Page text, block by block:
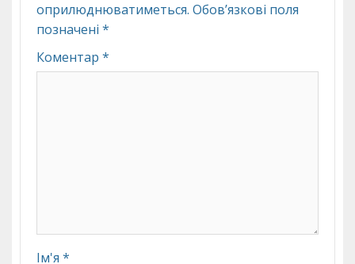
оприлюднюватиметься. Обов’язкові поля
позначені *
Коментар *
Ім'я *